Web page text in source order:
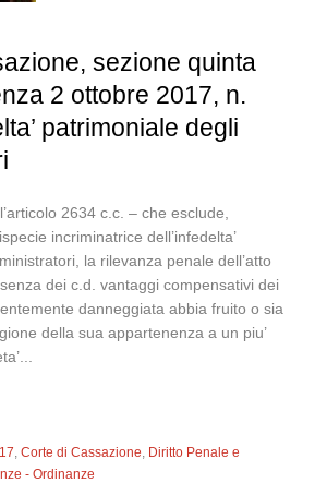
sezione quinta
2 ottobre 2017, n.
patrimoniale degli
2634 c.c. – che esclude,
incriminatrice dell’infedelta’
la rilevanza penale dell’atto
dei c.d. vantaggi compensativi dei
danneggiata abbia fruito o sia
della sua appartenenza a un piu’
,Corte di Cassazione Diritto Penale e
- Ordinanze